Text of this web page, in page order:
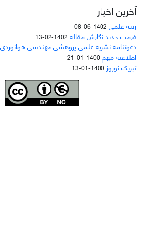
آخرین اخبار
رتبه علمی 1402-06-08
فرمت جدید نگارش مقاله 1402-02-13
دعوتنامه نشریه علمی پژوهشی مهندسی هوانوردی
اطلاعیه مهم1400-01-21
تبریک نوروز 1400-01-13